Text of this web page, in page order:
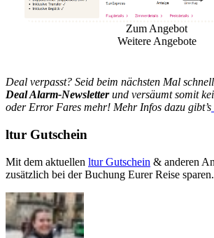
Zum Angebot
Weitere Angebote
Deal verpasst? Seid beim nächsten Mal
Deal Alarm-Newsletterund versäumt somit
oder Error Fares mehr! Mehr Infos dazu gibt’s
ltur Gutschein
Mit dem aktuellen ltur Gutschein & anderen
zusätzlich bei der Buchung Eurer Reise sparen.